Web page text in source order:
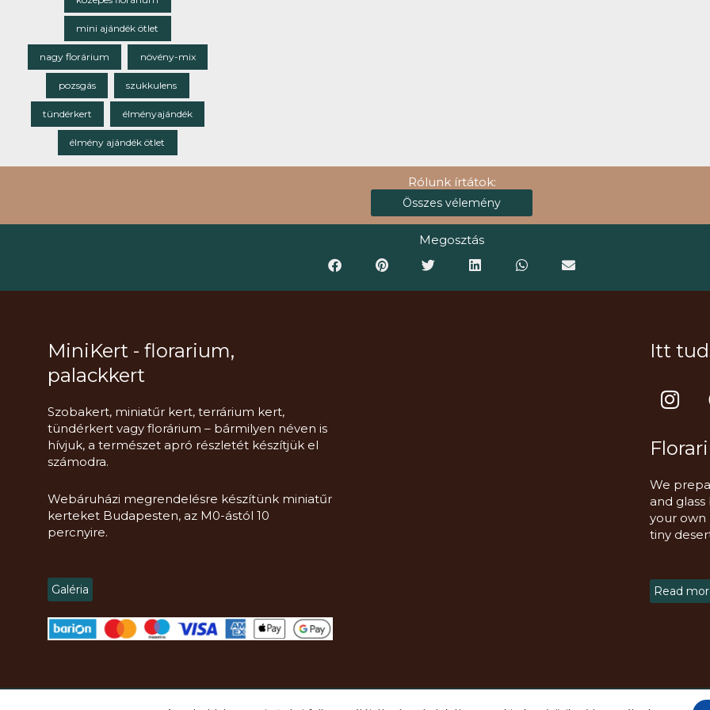
mini ajándék ötlet
nagy florárium növény-mix
pozsgás szukkulens
tündérkert élményajándék
élmény ajándék ötlet
Rólunk írtátok:
Összes vélemény
Megosztás
MiniKert - florarium,
palackkert
Szobakert, miniatűr kert, terrárium kert,
tündérkert vagy florárium – bármilyen néven is
hívjuk, a természet apró részletét készítjük el
számodra.
Webáruházi megrendelésre készítünk miniatűr
kerteket Budapesten, az M0-ástól 10
percnyire.
Galéria
Itt
I
n
t
g
r
a
We
and
your own
tiny
Read